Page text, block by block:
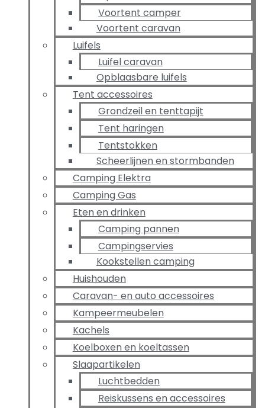
Voortent camper
Voortent caravan
Luifels
Luifel caravan
Opblaasbare luifels
Tent accessoires
Grondzeil en tenttapijt
Tent haringen
Tentstokken
Scheerlijnen en stormbanden
Camping Elektra
Camping Gas
Eten en drinken
Camping pannen
Campingservies
Kookstellen camping
Huishouden
Caravan- en auto accessoires
Kampeermeubelen
Kachels
Koelboxen en koeltassen
Slaapartikelen
Luchtbedden
Reiskussens en accessoires